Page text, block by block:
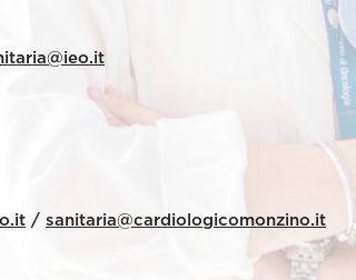
/ sanitaria@cardiologicomonzino.it